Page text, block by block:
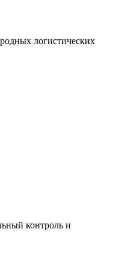
логистических
контроль и